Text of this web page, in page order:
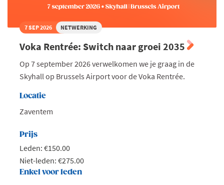
7 SEP 2026 NETWERKING
Voka Rentrée: Switch naar groei 2035
Op 7 september 2026 verwelkomen we je graag in de
Skyhall op Brussels Airport voor de Voka Rentrée.
Locatie
Zaventem
Prijs
Leden: €150.00
Niet-leden: €275.00
Enkel voor leden